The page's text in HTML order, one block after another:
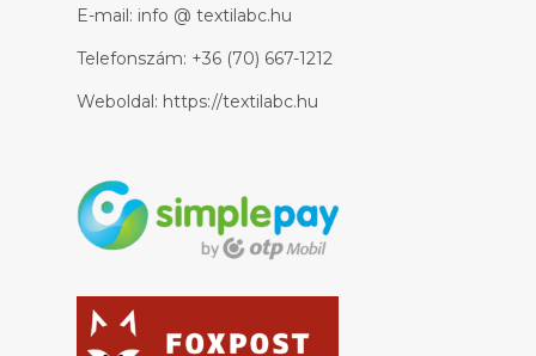
E-mail: info @ textilabc.hu
Telefonszám: +36 (70) 667-1212
Weboldal: https://textilabc.hu